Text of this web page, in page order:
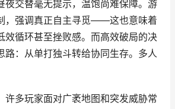
夜交替毫无提示，温饱尚难保障。游
，强调真正自主寻觅——这也意味着
效循环甚至挫败感。而高效破局的决
路：从单打独斗转给协同生存。多人
许多玩家面对广袤地图和突发威胁常